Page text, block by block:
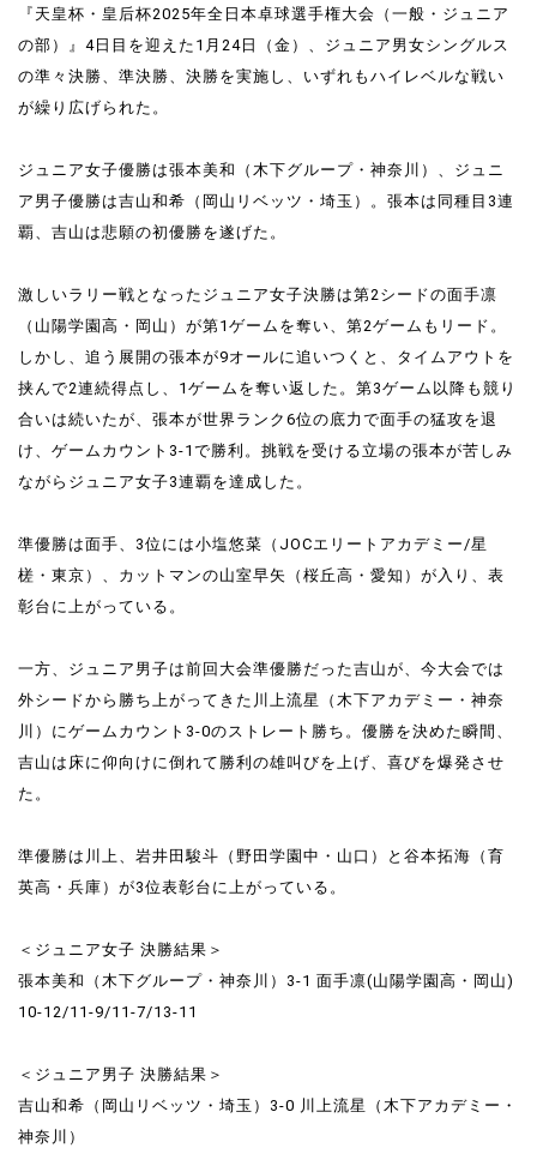
『天皇杯・皇后杯2025年全日本卓球選手権大会（一般・ジュニア
の部）』4日目を迎えた1月24日（金）、ジュニア男女シングルス
の準々決勝、準決勝、決勝を実施し、いずれもハイレベルな戦い
が繰り広げられた。
ジュニア女子優勝は張本美和（木下グループ・神奈川）、ジュニ
ア男子優勝は吉山和希（岡山リベッツ・埼玉）。張本は同種目3連
覇、吉山は悲願の初優勝を遂げた。
激しいラリー戦となったジュニア女子決勝は第2シードの面手凛
（山陽学園高・岡山）が第1ゲームを奪い、第2ゲームもリード。
しかし、追う展開の張本が9オールに追いつくと、タイムアウトを
挟んで2連続得点し、1ゲームを奪い返した。第3ゲーム以降も競り
合いは続いたが、張本が世界ランク6位の底力で面手の猛攻を退
け、ゲームカウント3-1で勝利。挑戦を受ける立場の張本が苦しみ
ながらジュニア女子3連覇を達成した。
準優勝は面手、3位には小塩悠菜（JOCエリートアカデミー/星
槎・東京）、カットマンの山室早矢（桜丘高・愛知）が入り、表
彰台に上がっている。
一方、ジュニア男子は前回大会準優勝だった吉山が、今大会では
外シードから勝ち上がってきた川上流星（木下アカデミー・神奈
川）にゲームカウント3-0のストレート勝ち。優勝を決めた瞬間、
吉山は床に仰向けに倒れて勝利の雄叫びを上げ、喜びを爆発させ
た。
準優勝は川上、岩井田駿斗（野田学園中・山口）と谷本拓海（育
英高・兵庫）が3位表彰台に上がっている。
＜ジュニア女子 決勝結果＞
張本美和（木下グループ・神奈川）3-1 面手凛(山陽学園高・岡山)
10-12/11-9/11-7/13-11
＜ジュニア男子 決勝結果＞
吉山和希（岡山リベッツ・埼玉）3-0 川上流星（木下アカデミー・
神奈川）